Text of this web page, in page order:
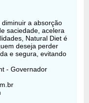
a absorção
saciedade, acelera
Natural Diet é
deseja perder
e segura, evitando
- Governador